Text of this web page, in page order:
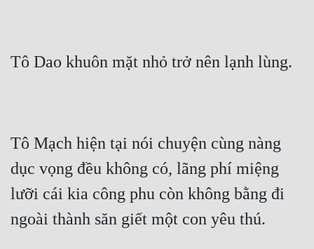
Tô Dao khuôn mặt nhỏ trở nên lạnh lùng.
Tô Mạch hiện tại nói chuyện cùng nàng
dục vọng đều không có, lãng phí miệng
lưỡi cái kia công phu còn không bằng đi
ngoài thành săn giết một con yêu thú.